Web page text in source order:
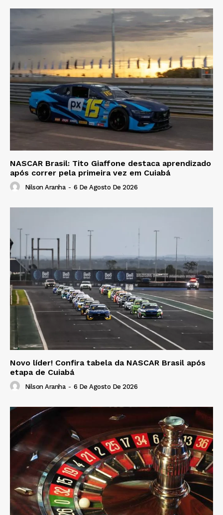
NASCAR Brasil: Tito Giaffone destaca aprendizado
após correr pela primeira vez em Cuiabá
Nilson Aranha - 6 De Agosto De 2026
Novo líder! Confira tabela da NASCAR Brasil após
etapa de Cuiabá
Nilson Aranha - 6 De Agosto De 2026